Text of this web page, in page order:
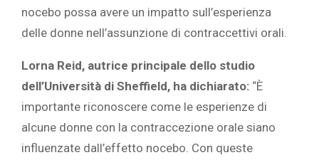
nocebo possa avere un impatto sull’esperienza
delle donne nell’assunzione di contraccettivi orali.
Lorna Reid, autrice principale dello studio
dell’Università di Sheffield, ha dichiarato: “È
importante riconoscere come le esperienze di
alcune donne con la contraccezione orale siano
influenzate dall’effetto nocebo. Con queste